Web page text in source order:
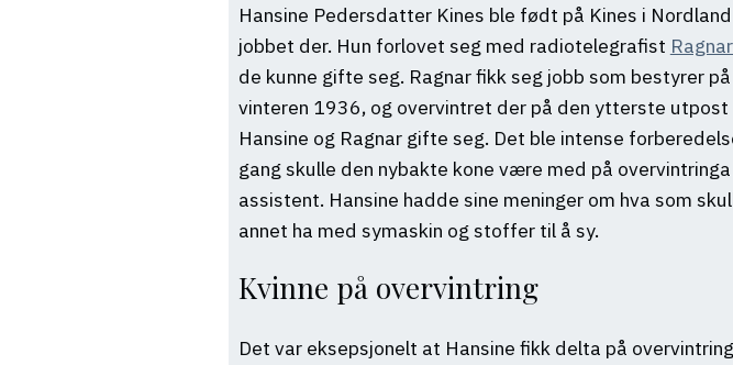
Hansine Pedersdatter Kines ble født på Kines i
jobbet der. Hun forlovet seg med radiotelegrafist
de kunne gifte seg. Ragnar fikk seg jobb som bestyrer
vinteren 1936, og overvintret der på den ytterste
Hansine og Ragnar gifte seg. Det ble intense
gang skulle den nybakte kone være med på
assistent. Hansine hadde sine meninger om hva som
annet ha med symaskin og stoffer til å sy.
Kvinne på overvintring
Det var eksepsjonelt at Hansine fikk delta på